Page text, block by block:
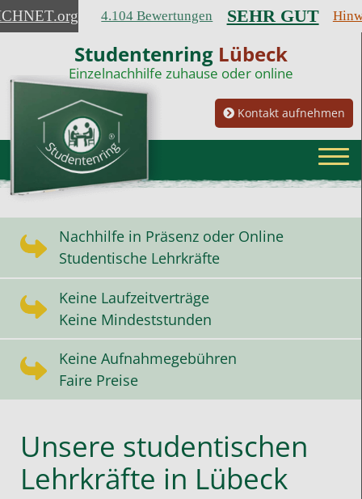
.org 4.104 Bewertungen SEHR GUT
Studentenring Lübeck
Einzelnachhilfe zuhause oder online
Kontakt aufnehmen
Nachhilfe in Präsenz oder Online
Studentische Lehrkräfte
Keine Laufzeitverträge
Keine Mindeststunden
Keine Aufnahmegebühren
Faire Preise
Unsere studentischen
Lehrkräfte in Lübeck